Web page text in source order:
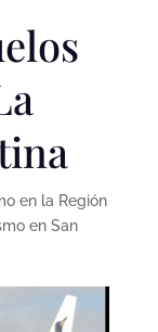
en la Región
en San